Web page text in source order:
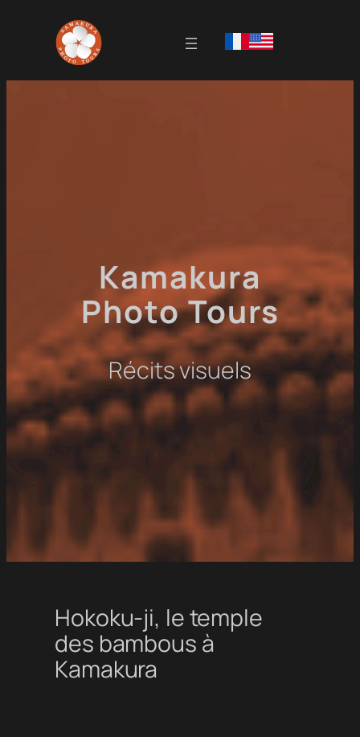
content
Kamakura
Photo Tours
Récits visuels
Hokoku-ji, le temple
des bambous à
Kamakura